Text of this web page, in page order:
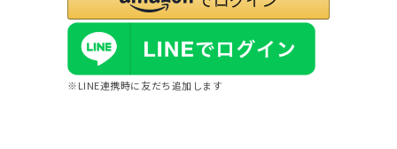
※LINE連携時に友だち追加します